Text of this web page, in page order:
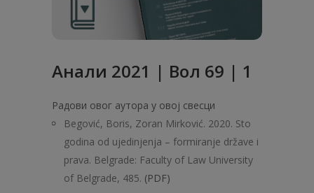
Анали 2021 | Вол 69 | 1
Радови овог аутора у овој свесци
Begović, Boris, Zoran Mirković. 2020. Sto
godina od ujedinjenja – formiranje države i
prava. Belgrade: Faculty of Law University
of Belgrade, 485. (PDF)